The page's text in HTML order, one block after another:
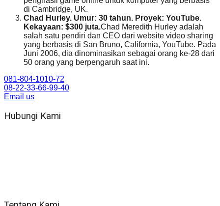
di Cambridge, UK.
Chad Hurley. Umur: 30 tahun. Proyek: YouTube.
Kekayaan: $300 juta.Chad Meredith Hurley adalah
salah satu pendiri dan CEO dari website video sharing
yang berbasis di San Bruno, California, YouTube. Pada
Juni 2006, dia dinominasikan sebagai orang ke-28 dari
50 orang yang berpengaruh saat ini.
081-804-1010-72
08-22-33-66-99-40
Email us
Hubungi Kami